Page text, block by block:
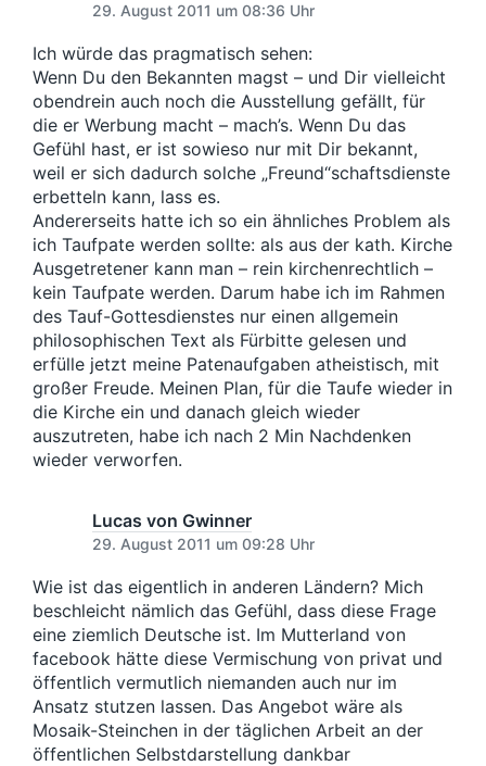
29. August 2011 um 08:36 Uhr
Ich würde das pragmatisch sehen:
Wenn Du den Bekannten magst – und Dir vielleicht
obendrein auch noch die Ausstellung gefällt, für
die er Werbung macht – mach’s. Wenn Du das
Gefühl hast, er ist sowieso nur mit Dir bekannt,
weil er sich dadurch solche „Freund“schaftsdienste
erbetteln kann, lass es.
Andererseits hatte ich so ein ähnliches Problem als
ich Taufpate werden sollte: als aus der kath. Kirche
Ausgetretener kann man – rein kirchenrechtlich –
kein Taufpate werden. Darum habe ich im Rahmen
des Tauf-Gottesdienstes nur einen allgemein
philosophischen Text als Fürbitte gelesen und
erfülle jetzt meine Patenaufgaben atheistisch, mit
großer Freude. Meinen Plan, für die Taufe wieder in
die Kirche ein und danach gleich wieder
auszutreten, habe ich nach 2 Min Nachdenken
wieder verworfen.
Lucas von Gwinner
29. August 2011 um 09:28 Uhr
Wie ist das eigentlich in anderen Ländern? Mich
beschleicht nämlich das Gefühl, dass diese Frage
eine ziemlich Deutsche ist. Im Mutterland von
facebook hätte diese Vermischung von privat und
öffentlich vermutlich niemanden auch nur im
Ansatz stutzen lassen. Das Angebot wäre als
Mosaik-Steinchen in der täglichen Arbeit an der
öffentlichen Selbstdarstellung dankbar